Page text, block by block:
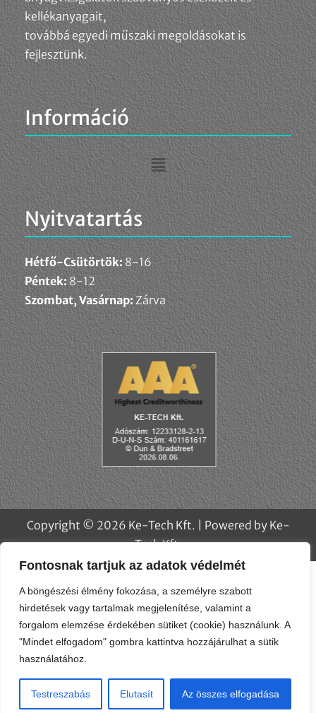
Fontosnak tartjuk az adatok védelmét
A böngészési élmény fokozása, a személyre szabott
hirdetések vagy tartalmak megjelenítése, valamint a
forgalom elemzése érdekében sütiket (cookie) használunk. A
"Mindet elfogadom" gombra kattintva hozzájárulhat a sütik
használatához.
Testreszabás Elutasít Az összes elfogadása
kellékanyagait,
továbbá egyedi műszaki megoldásokat is
fejlesztünk.
Információ
Nyitvatartás
Hétfő-Csütörtök:8-16
Péntek:8-12
Szombat, Vasárnap:Zárva
Copyright © 2026 Ke-Tech Kft. | Powered by Ke-
Tech Kft.